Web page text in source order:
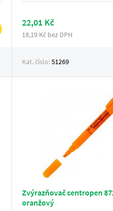
22,01 Kč
18,19 Kč bez DPH
Kat. číslo:51269
Zvýrazňovač centropen
oranžový